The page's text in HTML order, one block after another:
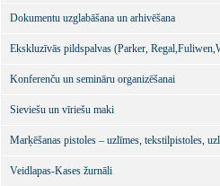
Dokumentu uzglabāšana un arhivēšana
Ekskluzīvās pildspalvas (Parker,
Konferenču un semināru organizēšanai
Sieviešu un vīriešu maki
Marķēšanas pistoles – uzlīmes, tekstilpistoles,
Veidlapas-Kases žurnāli